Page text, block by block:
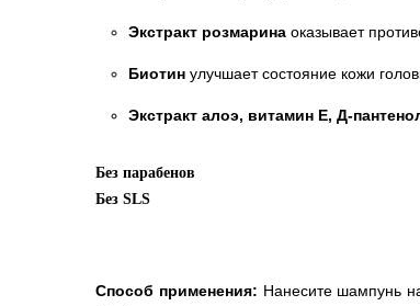
Экстракт розмарина оказывает
Биотин улучшает состояние кожи
Экстракт алоэ, витамин Е, Д-
Без парабенов
Без SLS
Способ применения: Нанесите шампунь